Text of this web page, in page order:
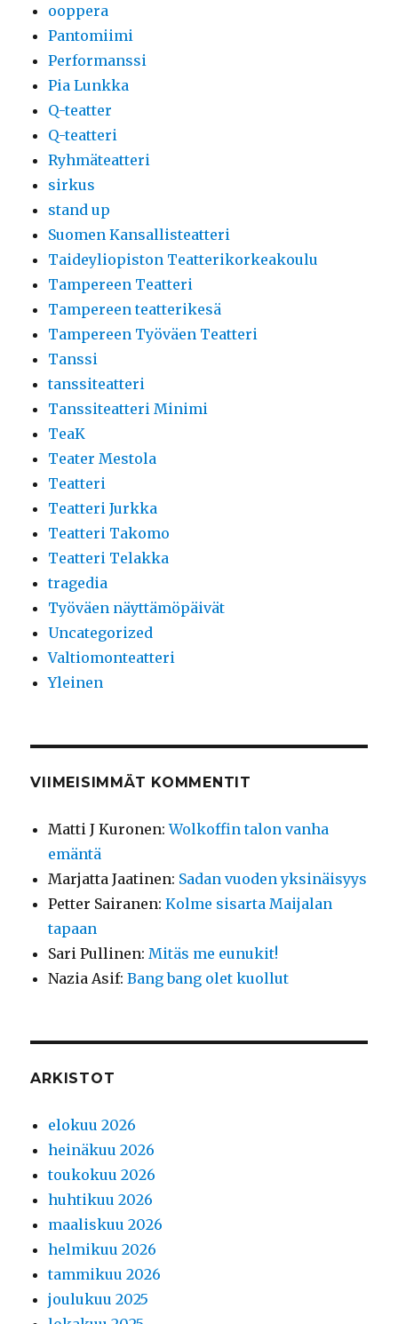
ooppera
Pantomiimi
Performanssi
Pia Lunkka
Q-teatter
Q-teatteri
Ryhmäteatteri
sirkus
stand up
Suomen Kansallisteatteri
Taideyliopiston Teatterikorkeakoulu
Tampereen Teatteri
Tampereen teatterikesä
Tampereen Työväen Teatteri
Tanssi
tanssiteatteri
Tanssiteatteri Minimi
TeaK
Teater Mestola
Teatteri
Teatteri Jurkka
Teatteri Takomo
Teatteri Telakka
tragedia
Työväen näyttämöpäivät
Uncategorized
Valtiomonteatteri
Yleinen
VIIMEISIMMÄT KOMMENTIT
Matti J Kuronen:Wolkoffin talon vanha
emäntä
Marjatta Jaatinen: Sadan vuoden yksinäisyys
Petter Sairanen:Kolme sisarta Maijalan
tapaan
Sari Pullinen: Mitäs me eunukit!
Nazia Asif:Bang bang olet kuollut
ARKISTOT
elokuu 2026
heinäkuu 2026
toukokuu 2026
huhtikuu 2026
maaliskuu 2026
helmikuu 2026
tammikuu 2026
joulukuu 2025